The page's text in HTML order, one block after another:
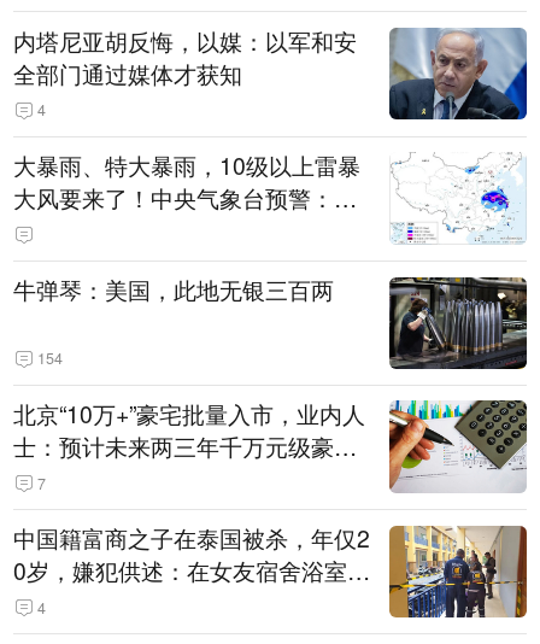
内塔尼亚胡反悔，以媒：以军和安
全部门通过媒体才获知
4
大暴雨、特大暴雨，10级以上雷暴
大风要来了！中央气象台预警：今
天到明天，浙江、安徽有特大暴雨
牛弹琴：美国，此地无银三百两
154
北京“10万+”豪宅批量入市，业内人
士：预计未来两三年千万元级豪宅
潜在供应达万套！谁在买单？
7
中国籍富商之子在泰国被杀，年仅2
0岁，嫌犯供述：在女友宿舍浴室发
现他，持刀询问身份时发生拉扯
4